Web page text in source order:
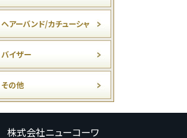
ヘアーバンド/カチューシャ
バイザー
その他
株式会社ニューコーワ